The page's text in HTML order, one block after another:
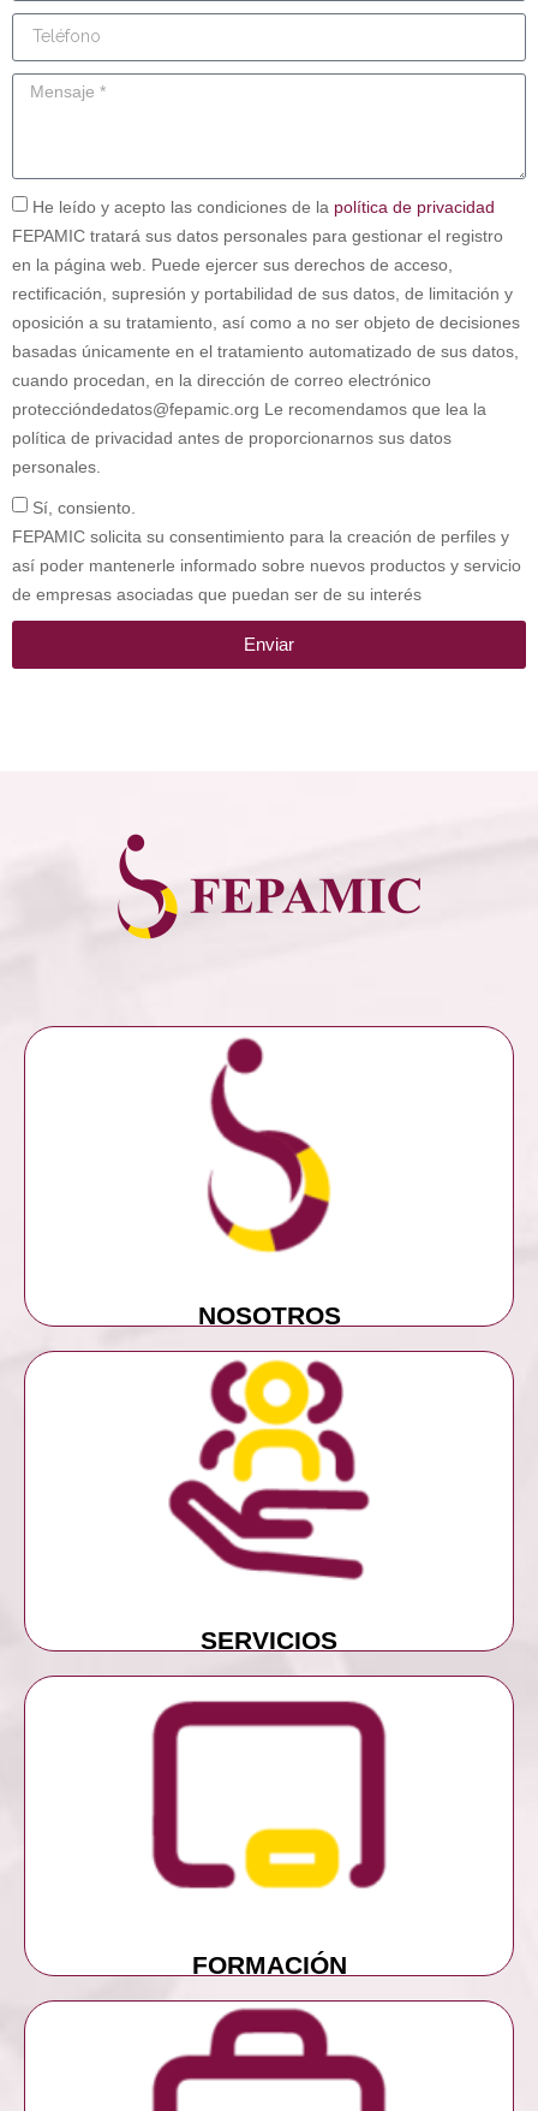
He leído y acepto las condiciones de la política de privacidad
FEPAMIC tratará sus datos personales para gestionar el registro
en la página web. Puede ejercer sus derechos de acceso,
rectificación, supresión y portabilidad de sus datos, de limitación y
oposición a su tratamiento, así como a no ser objeto de decisiones
basadas únicamente en el tratamiento automatizado de sus datos,
cuando procedan, en la dirección de correo electrónico
proteccióndedatos@fepamic.org Le recomendamos que lea la
política de privacidad antes de proporcionarnos sus datos
personales.
Sí, consiento.
FEPAMIC solicita su consentimiento para la creación de perfiles y
así poder mantenerle informado sobre nuevos productos y servicio
de empresas asociadas que puedan ser de su interés
Enviar
NOSOTROS
NOSOTROS
MÁS INFORMACIÓN
SERVICIOS
SERVICIOS
MÁS INFORMACIÓN
FORMACIÓN
FORMACIÓN